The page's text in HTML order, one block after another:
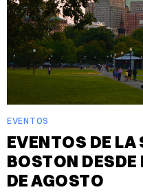
EVENTOS
EVENTOS DE LA
BOSTON DESDE
DE AGOSTO